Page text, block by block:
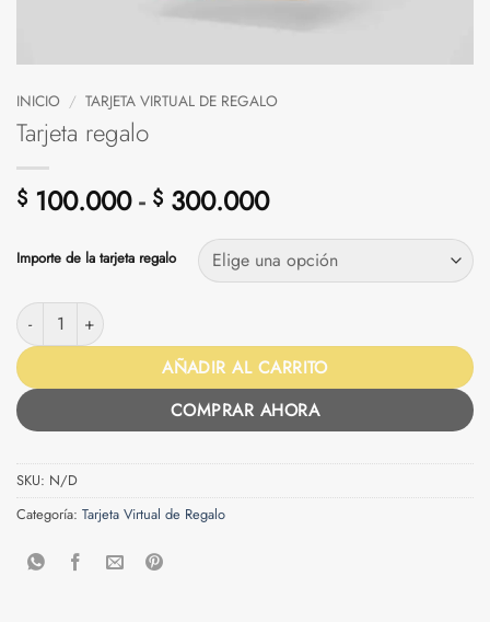
INICIO / TARJETA VIRTUAL DE REGALO
Tarjeta regalo
$ 100.000 - $ 300.000Rango
precios:
desde
$ 300.000
Importe de la tarjeta regalo
Tarjeta regalo cantidad
AÑADIR AL CARRITO
COMPRAR AHORA
SKU: N/D
Categoría: Tarjeta Virtual de Regalo